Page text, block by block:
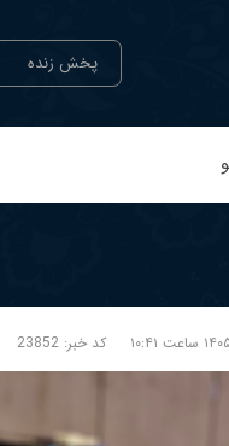
پخش زنده
کد خبر: